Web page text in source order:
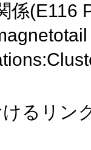
係(E116
るリン